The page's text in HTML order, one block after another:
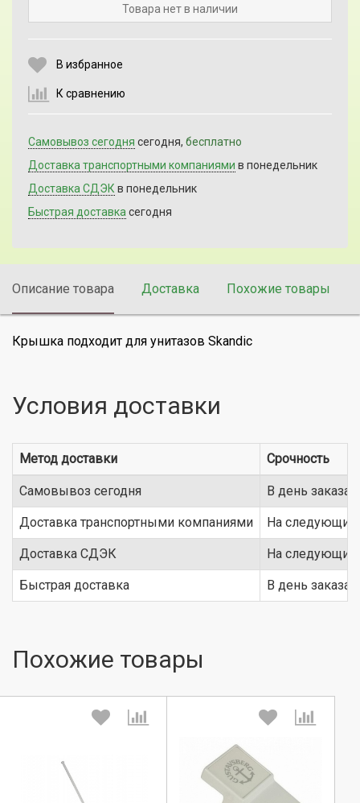
Выберите количество:
Товара нет в наличии
В избранное
К сравнению
Самовывоз сегодня сегодня, бесплатно
Доставка транспортными компаниями в понедельник
Доставка СДЭК в понедельник
Быстрая доставка сегодня
Описание товара Доставка Похожие товары
Крышка подходит для унитазов Skandic
Условия доставки
Метод доставки Срочность
Самовывоз сегодня В день заказа
Доставка транспортными компаниями На следующий
Доставка СДЭК На следующий
Быстрая доставка В день заказа
Похожие товары